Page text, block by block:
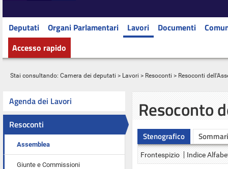
Deputati Organi Parlamentari Lavori Documenti
Accesso rapido
Stai consultando: Camera dei deputati > Lavori > Resoconti > Resoconti
Agenda dei Lavori
Resoconti
Assemblea
Giunte e Commissioni
Resoconto
Stenografico
Frontespizio Indice